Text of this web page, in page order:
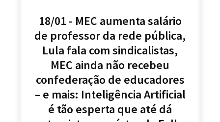
18/01 - MEC aumenta salário
de professor da rede pública,
Lula fala com sindicalistas,
MEC ainda não recebeu
confederação de educadores
– e mais: Inteligência Artificial
é tão esperta que até dá